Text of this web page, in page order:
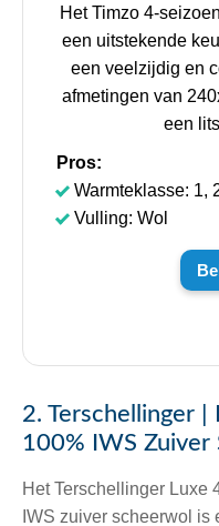
Het Timzo 4-
een uitstekende
een veelzijdig en
afmetingen van
een
Pros:
Warmteklasse: 1,
Vulling: Wol
2. Terschellinger |
100% IWS Zuiver
Het Terschellinger Luxe
IWS zuiver scheerwol